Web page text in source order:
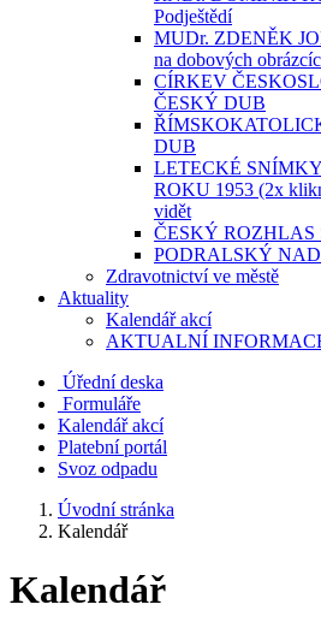
Podještědí
MUDr. ZDENĚK
na dobových
CÍRKEV
ČESKÝ DUB
DUB
LETECKÉ
ROKU 1953 (2x
vidět
ČESKÝ ROZHLAS
PODRALSKÝ
Zdravotnictví ve městě
Aktuality
Kalendář akcí
AKTUALNÍ
Úřední deska
Formuláře
Kalendář akcí
Platební portál
Svoz odpadu
Úvodní stránka
Kalendář
Kalendář